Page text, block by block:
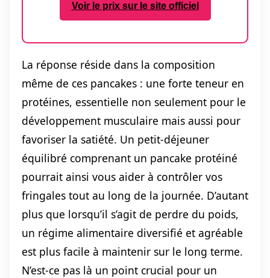
Voir le prix sur le site officiel
La réponse réside dans la composition
même de ces pancakes : une forte teneur en
protéines, essentielle non seulement pour le
développement musculaire mais aussi pour
favoriser la satiété. Un petit-déjeuner
équilibré comprenant un pancake protéiné
pourrait ainsi vous aider à contrôler vos
fringales tout au long de la journée. D’autant
plus que lorsqu’il s’agit de perdre du poids,
un régime alimentaire diversifié et agréable
est plus facile à maintenir sur le long terme.
N’est-ce pas là un point crucial pour un